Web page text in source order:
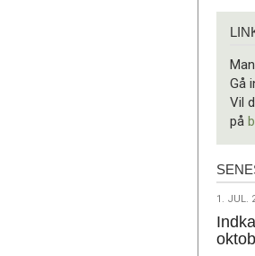
Gå
Vil
på
1.
jul.
2026
1. JUL.